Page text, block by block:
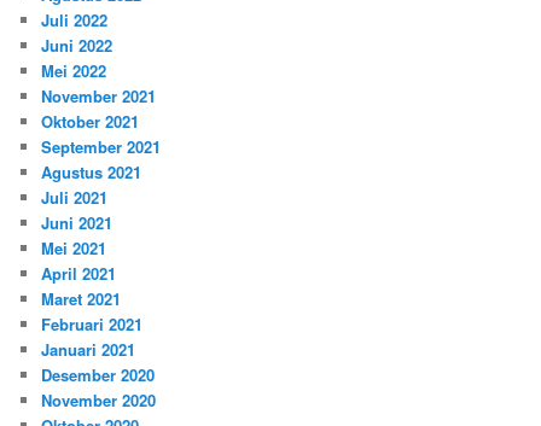
Juli 2022
Juni 2022
Mei 2022
November 2021
Oktober 2021
September 2021
Agustus 2021
Juli 2021
Juni 2021
Mei 2021
April 2021
Maret 2021
Februari 2021
Januari 2021
Desember 2020
November 2020